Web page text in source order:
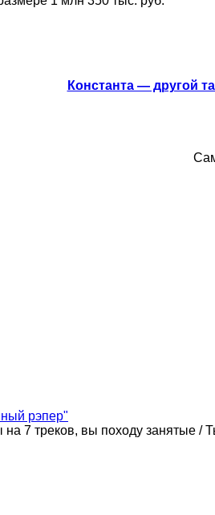
Константа — другой
рэпер"
7 треков, вы походу занятые